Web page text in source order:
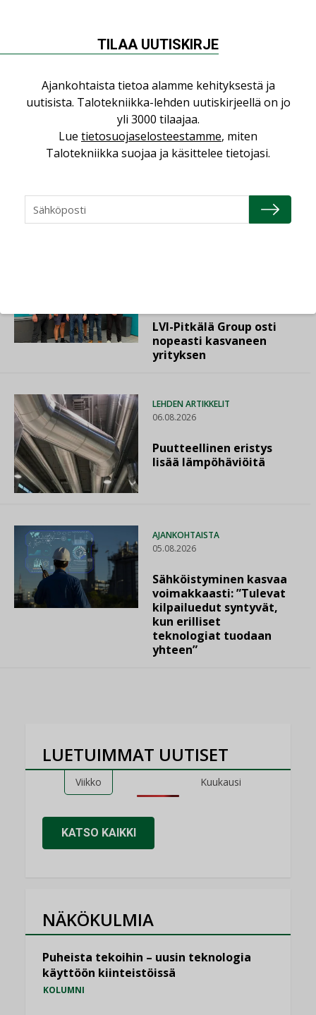
KYLMÄTEKNIIKKA LÄMPÖPUMPPU
LÄMPÖPUMPPUASENNUS
LVI-Pitkälä Group osti
nopeasti kasvaneen
yrityksen
LEHDEN ARTIKKELIT
06.08.2026
Puutteellinen eristys
lisää lämpöhäviöitä
AJANKOHTAISTA
05.08.2026
Sähköistyminen kasvaa
voimakkaasti: ”Tulevat
kilpailuedut syntyvät,
kun erilliset
teknologiat tuodaan
yhteen”
LUETUIMMAT UUTISET
Viikko Kuukausi
KATSO KAIKKI
NÄKÖKULMIA
Puheista tekoihin – uusin teknologia
käyttöön kiinteistöissä
KOLUMNI
TILAA UUTISKIRJE
Ajankohtaista tietoa alamme kehityksestä ja
uutisista. Talotekniikka-lehden uutiskirjeellä on jo
yli 3000 tilaajaa.
Lue tietosuojaselosteestamme, miten
Talotekniikka suojaa ja käsittelee tietojasi.